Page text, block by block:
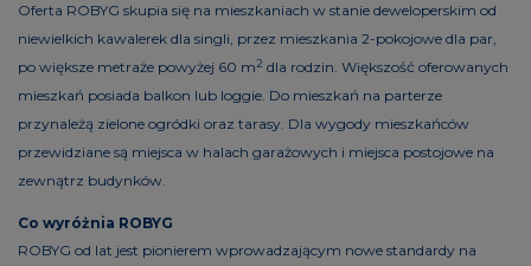
Oferta ROBYG skupia się na mieszkaniach w stanie deweloperskim od
niewielkich kawalerek dla singli, przez mieszkania 2-pokojowe dla par,
po większe metraże powyżej 60 m2 dla rodzin. Większość oferowanych
mieszkań posiada balkon lub loggie. Do mieszkań na parterze
przynależą zielone ogródki oraz tarasy. Dla wygody mieszkańców
przewidziane są miejsca w halach garażowych i miejsca postojowe na
zewnątrz budynków.
Co wyróżnia ROBYG
ROBYG od lat jest pionierem wprowadzającym nowe standardy na